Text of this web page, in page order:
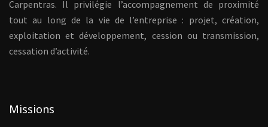
Carpentras. Il privilégie l’accompagnement de proximité
tout au long de la vie de l’entreprise : projet, création,
exploitation et développement, cession ou transmission,
cessation d’activité.
Missions